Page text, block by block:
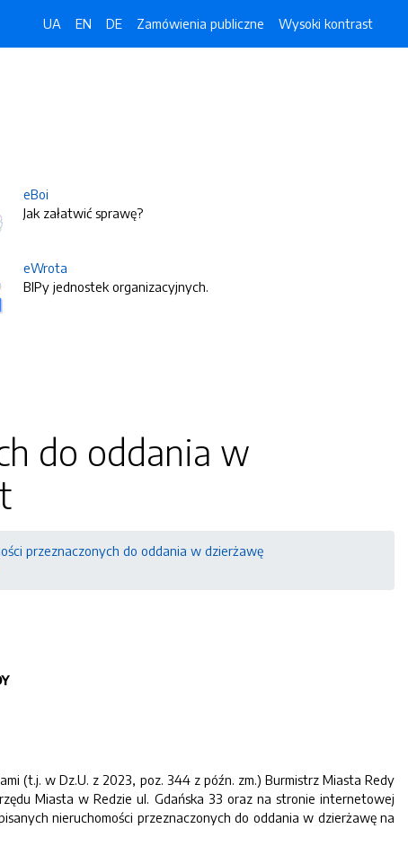
UA EN DE Zamówienia publiczne Wysoki kontrast
eBoi
Jak załatwić sprawę?
eWrota
BIPy jednostek organizacyjnych.
do oddania w
przeznaczonych do oddania w dzierżawę
(t.j. w Dz.U. z 2023, poz. 344 z późn. zm.) Burmistrz Miasta Redy
Miasta w Redzie ul. Gdańska 33 oraz na stronie internetowej
nieruchomości przeznaczonych do oddania w dzierżawę na